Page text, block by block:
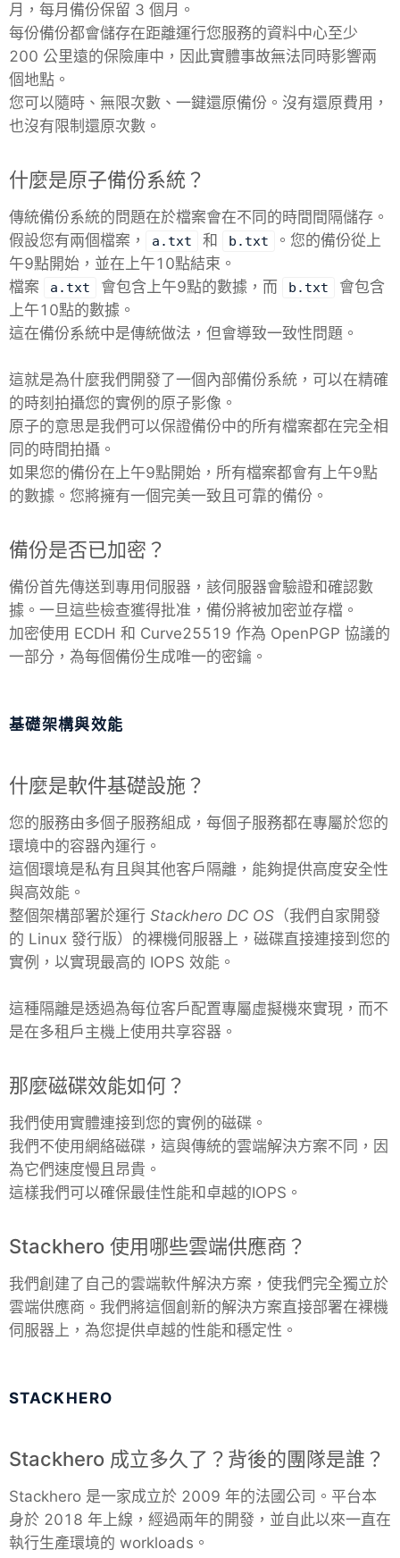
月，每月備份保留 3 個月。
每份備份都會儲存在距離運行您服務的資料中心至少
200 公里遠的保險庫中，因此實體事故無法同時影響兩
個地點。
您可以隨時、無限次數、一鍵還原備份。沒有還原費用，
也沒有限制還原次數。
什麼是原子備份系統？
傳統備份系統的問題在於檔案會在不同的時間間隔儲存。
假設您有兩個檔案，
a.txt 和 b.txt
。您的備份從上
午9點開始，並在上午10點結束。
檔案
a.txt 會包含上午9點的數據，而 b.txt
會包含
上午10點的數據。
這在備份系統中是傳統做法，但會導致一致性問題。
這就是為什麼我們開發了一個內部備份系統，可以在精確
的時刻拍攝您的實例的原子影像。
原子的意思是我們可以保證備份中的所有檔案都在完全相
同的時間拍攝。
如果您的備份在上午9點開始，所有檔案都會有上午9點
的數據。您將擁有一個完美一致且可靠的備份。
備份是否已加密？
備份首先傳送到專用伺服器，該伺服器會驗證和確認數
據。一旦這些檢查獲得批准，備份將被加密並存檔。
加密使用 ECDH 和 Curve25519 作為 OpenPGP 協議的
一部分，為每個備份生成唯一的密鑰。
基礎架構與效能
什麼是軟件基礎設施？
您的服務由多個子服務組成，每個子服務都在專屬於您的
環境中的容器內運行。
這個環境是私有且與其他客戶隔離，能夠提供高度安全性
與高效能。
整個架構部署於運行 Stackhero DC OS （我們自家開發
的 Linux 發行版）的裸機伺服器上，磁碟直接連接到您的
實例，以實現最高的 IOPS 效能。
這種隔離是透過為每位客戶配置專屬虛擬機來實現，而不
是在多租戶主機上使用共享容器。
那麼磁碟效能如何？
我們使用實體連接到您的實例的磁碟。
我們不使用網絡磁碟，這與傳統的雲端解決方案不同，因
為它們速度慢且昂貴。
這樣我們可以確保最佳性能和卓越的IOPS。
Stackhero 使用哪些雲端供應商？
我們創建了自己的雲端軟件解決方案，使我們完全獨立於
雲端供應商。我們將這個創新的解決方案直接部署在裸機
伺服器上，為您提供卓越的性能和穩定性。
STACKHERO
Stackhero 成立多久了？背後的團隊是誰？
Stackhero 是一家成立於 2009 年的法國公司。平台本
身於 2018 年上線，經過兩年的開發，並自此以來一直在
執行生產環境的 workloads。